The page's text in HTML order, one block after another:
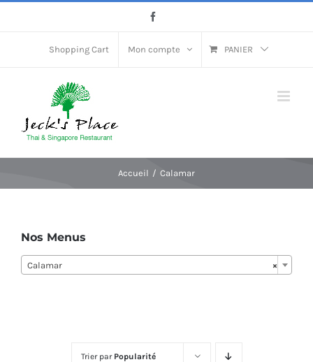
Shopping Cart Mon compte PANIER
Accueil Calamar
Trier par Popularité
Nos Menus
×
Calamar